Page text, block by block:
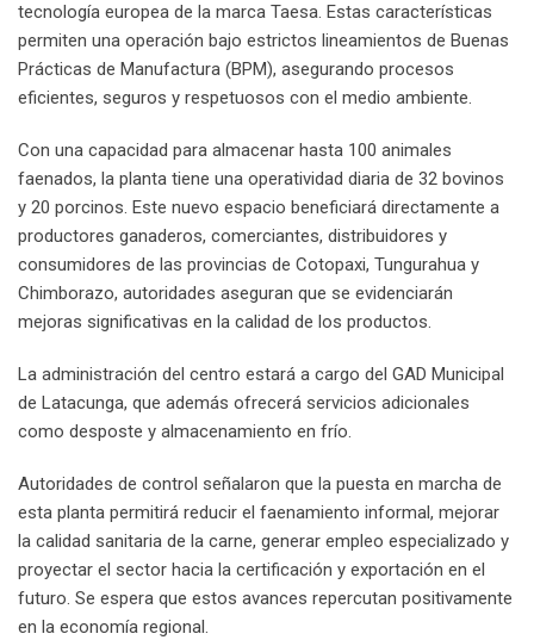
tecnología europea de la marca Taesa. Estas características
permiten una operación bajo estrictos lineamientos de Buenas
Prácticas de Manufactura (BPM), asegurando procesos
eficientes, seguros y respetuosos con el medio ambiente.
Con una capacidad para almacenar hasta 100 animales
faenados, la planta tiene una operatividad diaria de 32 bovinos
y 20 porcinos. Este nuevo espacio beneficiará directamente a
productores ganaderos, comerciantes, distribuidores y
consumidores de las provincias de Cotopaxi, Tungurahua y
Chimborazo, autoridades aseguran que se evidenciarán
mejoras significativas en la calidad de los productos.
La administración del centro estará a cargo del GAD Municipal
de Latacunga, que además ofrecerá servicios adicionales
como desposte y almacenamiento en frío.
Autoridades de control señalaron que la puesta en marcha de
esta planta permitirá reducir el faenamiento informal, mejorar
la calidad sanitaria de la carne, generar empleo especializado y
proyectar el sector hacia la certificación y exportación en el
futuro. Se espera que estos avances repercutan positivamente
en la economía regional.